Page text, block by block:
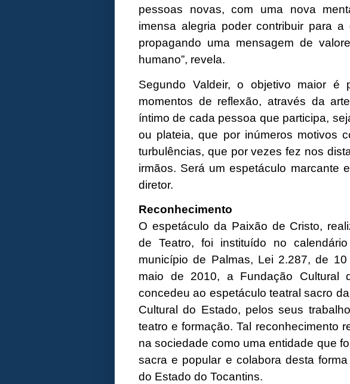
pessoas novas, com uma nova
imensa alegria poder contribuir para
propagando uma mensagem de
humano”, revela.
Segundo Valdeir, o objetivo maior é
momentos de reflexão, através da
íntimo de cada pessoa que participa,
ou plateia, que por inúmeros motivos
turbulências, que por vezes fez nos
irmãos. Será um espetáculo marcante
diretor.
Reconhecimento
O espetáculo da Paixão de Cristo,
de Teatro, foi instituído no
município de Palmas, Lei 2.287, de
maio de 2010, a Fundação Cultural
concedeu ao espetáculo teatral sacro
Cultural do Estado, pelos seus
teatro e formação. Tal reconhecimento
na sociedade como uma entidade que
sacra e popular e colabora desta
do Estado do Tocantins.